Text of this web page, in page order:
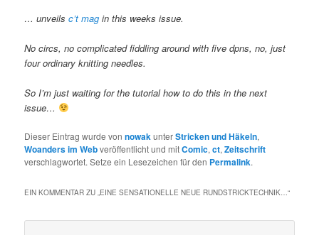
… unveilsc’t mag in this weeks issue.
No circs, no complicated fiddling around with five dpns, no, just
four ordinary knitting needles.
So I’m just waiting for the tutorial how to do this in the next
issue…
Dieser Eintrag wurde vonnowakunterStricken und Häkeln,
Woanders im Webveröffentlicht und mitComic,ct,Zeitschrift
verschlagwortet. Setze ein Lesezeichen für den Permalink.
EIN KOMMENTAR ZU „EINE SENSATIONELLE NEUE RUNDSTRICKTECHNIK…“